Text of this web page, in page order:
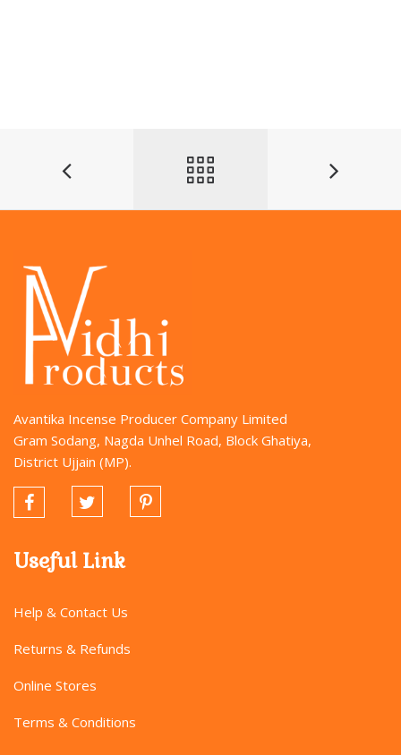
Avantika Incense Producer Company Limited
Gram Sodang, Nagda Unhel Road, Block Ghatiya,
District Ujjain (MP).
Useful Link
Help & Contact Us
Returns & Refunds
Online Stores
Terms & Conditions